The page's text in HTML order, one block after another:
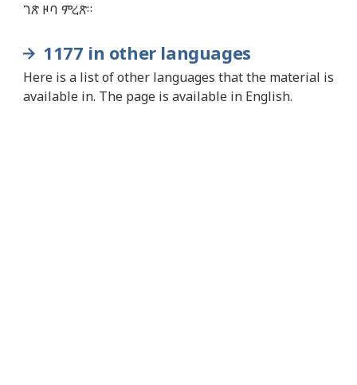
ገጽ ዞባ ምረጽ።
1177 in other languages
Here is a list of other languages that the material is
available in. The page is available in English.